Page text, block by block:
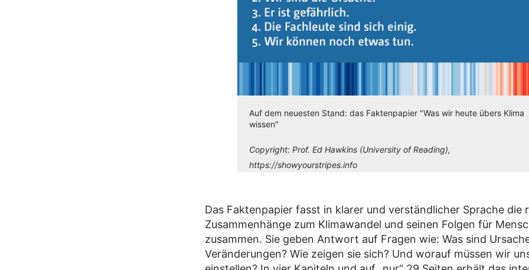
Auf dem neuesten Stand: das Faktenpapier "Was wir heute übers Klima
wissen"
Copyright:Prof. Ed Hawkins (University of Reading),
https://showyourstripes.info
Das Faktenpapier fasst in klarer und verständlicher Sprache die
Zusammenhänge zum Klimawandel und seinen Folgen für
zusammen. Sie geben Antwort auf Fragen wie: Was sind
Veränderungen? Wie zeigen sie sich? Und worauf müssen wir